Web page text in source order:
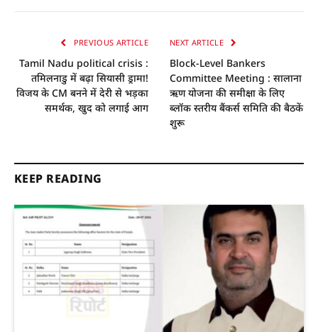
PREVIOUS ARTICLE
Tamil Nadu political crisis :
तमिलनाडु में बढ़ा सियासी ड्रामा!
विजय के CM बनने में देरी से भड़का
समर्थक, खुद को लगाई आग
NEXT ARTICLE
Block-Level Bankers
Committee Meeting : सालाना
ऋण योजना की समीक्षा के लिए
ब्लॉक स्तरीय बैंकर्स समिति की बैठकें
शुरू
KEEP READING